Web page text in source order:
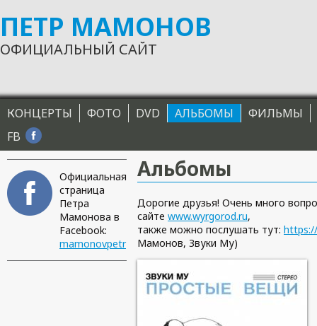
Перейти к основному содержанию
ПЕТР МАМОНОВ
ОФИЦИАЛЬНЫЙ САЙТ
Главное меню
КОНЦЕРТЫ ФОТО DVD АЛЬБОМЫ
ФИЛЬМЫ
FB
Официальная
страница
Петра
Мамонова в
Facebook:
mamonovpetr
Альбомы
Дорогие друзья! Очень много
сайте www.wyrgorod.ru,
также можно послушать тут:
Мамонов, Звуки Му)